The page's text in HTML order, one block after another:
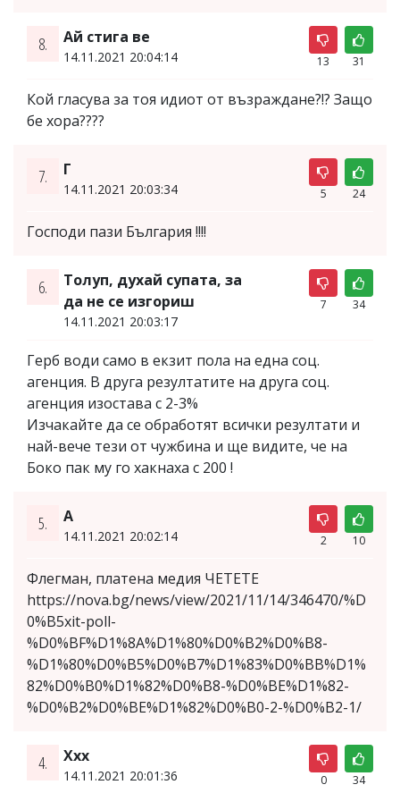
8. Ай стига ве
14.11.2021 20:04:14 13 31
Кой гласува за тоя идиот от възраждане?!? Защо
бе хора????
7. Г
14.11.2021 20:03:34 5 24
Господи пази България !!!!
6.
Толуп, духай супата, за
да не се изгориш
14.11.2021 20:03:17
7 34
Герб води само в екзит пола на една соц.
агенция. В друга резултатите на друга соц.
агенция изостава с 2-3%
Изчакайте да се обработят всички резултати и
най-вече тези от чужбина и ще видите, че на
Боко пак му го хакнаха с 200 !
5. А
14.11.2021 20:02:14 2 10
Флегман, платена медия ЧЕТЕТЕ
https://nova.bg/news/view/2021/11/14/346470/%D
0%B5xit-poll-
%D0%BF%D1%8A%D1%80%D0%B2%D0%B8-
%D1%80%D0%B5%D0%B7%D1%83%D0%BB%D1%
82%D0%B0%D1%82%D0%B8-%D0%BE%D1%82-
%D0%B2%D0%BE%D1%82%D0%B0-2-%D0%B2-1/
4. Xxx
14.11.2021 20:01:36 0 34